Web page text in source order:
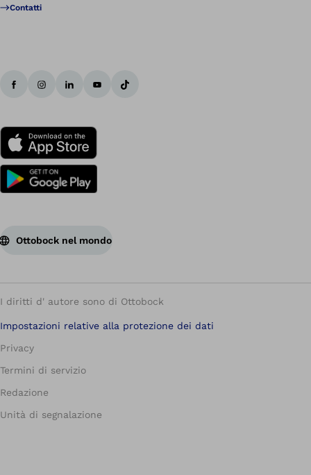
Contatti
Ottobock nel mondo
I diritti d' autore sono di Ottobock
Impostazioni relative alla protezione dei dati
Privacy
Termini di servizio
Redazione
Unità di segnalazione